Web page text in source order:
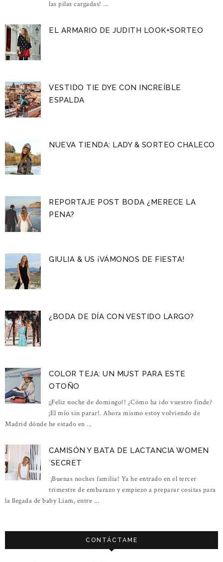
las pilas cargadas! ...
EL ARMARIO DE JUDITH LOOK+SORTEO
VESTIDO TIE DYE CON INCREÍBLE
ESPALDA
NUEVA TIENDA: LADY & SORTEO CHALECO
REPORTAJE POST BODA ¿MERECE LA
PENA?
GIULIA & US ¡VÁMONOS DE FIESTA!
¿BODA DE DÍA CON VESTIDO LARGO?
COLOR TEJA: UN MUST PARA ESTE
OTOÑO
¡¡Feliz noche de domingo!! ¿Cómo ha ido vuestro finde?
¡El mío sin parar!. Ahora mismo estoy volviendo de
Madrid dónde he estado en ...
CAMISÓN Y BATA DE LACTANCIA WOMEN
´SECRET
¡Buenas noches familia! Ya he entrado en el tercer
trimestre de embarazo y empiezo a preparar cositas para
la llegada de baby Liam, entre ...
CONTÁCTAME